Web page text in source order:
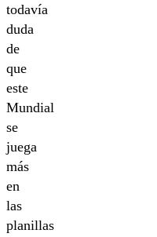
todavía
duda
de
que
este
Mundial
se
juega
más
en
las
planillas